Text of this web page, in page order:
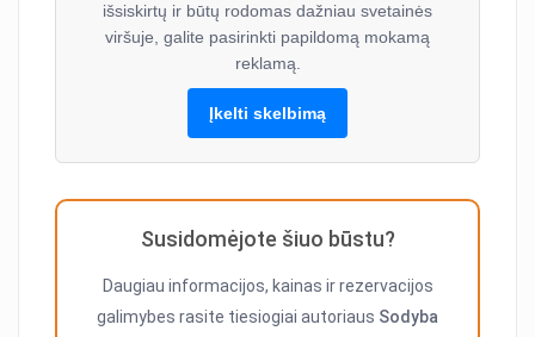
išsiskirtų ir būtų rodomas dažniau svetainės
viršuje, galite pasirinkti papildomą mokamą
reklamą.
Įkelti skelbimą
Susidomėjote šiuo būstu?
Daugiau informacijos, kainas ir rezervacijos
galimybes rasite tiesiogiai autoriaus Sodyba